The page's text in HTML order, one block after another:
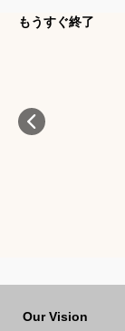
もうすぐ終了
Our Vision